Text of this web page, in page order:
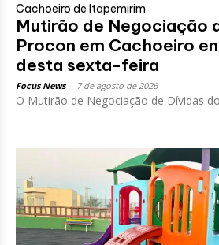
Cachoeiro de Itapemirim
Mutirão de Negociação
Procon em Cachoeiro
desta sexta-feira
Focus News 7 de agosto de 2026
O Mutirão de Negociação de Dívidas